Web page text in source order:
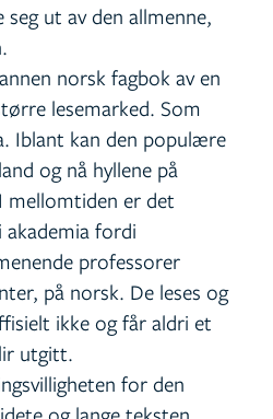
ut av den allmenne,
norsk fagbok av en
lesemarked. Som
Iblant kan den populære
og nå hyllene på
mellomtiden er det
fordi
professorer
på norsk. De leses og
ikke og får aldri et
utgitt.
for den